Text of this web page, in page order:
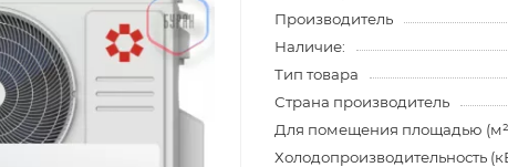
Производитель
Наличие:
Тип товара
Страна производитель
Для помещения площадью
Холодопроизводительность